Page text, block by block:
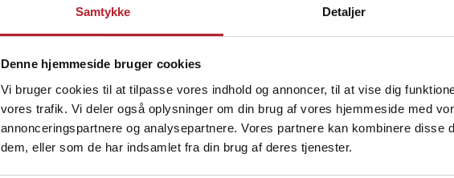
Samtykke Detaljer
Denne hjemmeside bruger cookies
Vi bruger cookies til at tilpasse vores indhold og annoncer, til at vise dig
vores trafik. Vi deler også oplysninger om din brug af vores hjemmeside med
annonceringspartnere og analysepartnere. Vores partnere kan kombinere disse
dem, eller som de har indsamlet fra din brug af deres tjenester.
Køb
Prev